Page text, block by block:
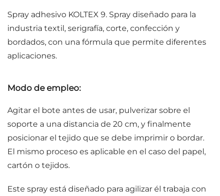
Spray adhesivo KOLTEX 9. Spray diseñado para la
industria textil, serigrafía, corte, confección y
bordados, con una fórmula que permite diferentes
aplicaciones.
Modo de empleo:
Agitar el bote antes de usar, pulverizar sobre el
soporte a una distancia de 20 cm, y finalmente
posicionar el tejido que se debe imprimir o bordar.
El mismo proceso es aplicable en el caso del papel,
cartón o tejidos.
Este spray está diseñado para agilizar él trabaja con